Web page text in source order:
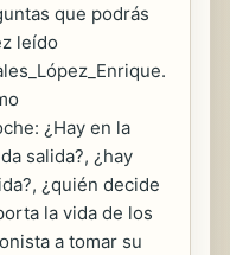
que podrás
leído
¿Hay en la
salida?, ¿hay
¿quién decide
la vida de los
a tomar su